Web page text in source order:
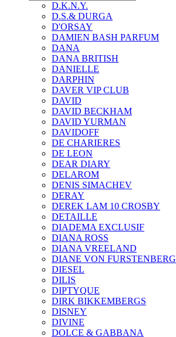
D.K.N.Y.
D.S.& DURGA
D'ORSAY
DAMIEN BASH PARFUM
DANA
DANA BRITISH
DANIELLE
DARPHIN
DAVER VIP CLUB
DAVID
DAVID BECKHAM
DAVID YURMAN
DAVIDOFF
DE CHARIERES
DE LEON
DEAR DIARY
DELAROM
DENIS SIMACHEV
DERAY
DEREK LAM 10 CROSBY
DETAILLE
DIADEMA EXCLUSIF
DIANA ROSS
DIANA VREELAND
DIANE VON FURSTENBERG
DIESEL
DILIS
DIPTYQUE
DIRK BIKKEMBERGS
DISNEY
DIVINE
DOLCE & GABBANA